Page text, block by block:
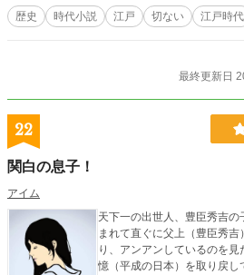
歴史 時代小説 江戸 切ない 江戸時代
最終更新日
22
関白の息子！
アイム
天下一の出世人、豊臣秀吉
まれて直ぐに父上（豊臣秀
り、アンアンしているのを
憶（平成の日本）を取り戻してしまった！